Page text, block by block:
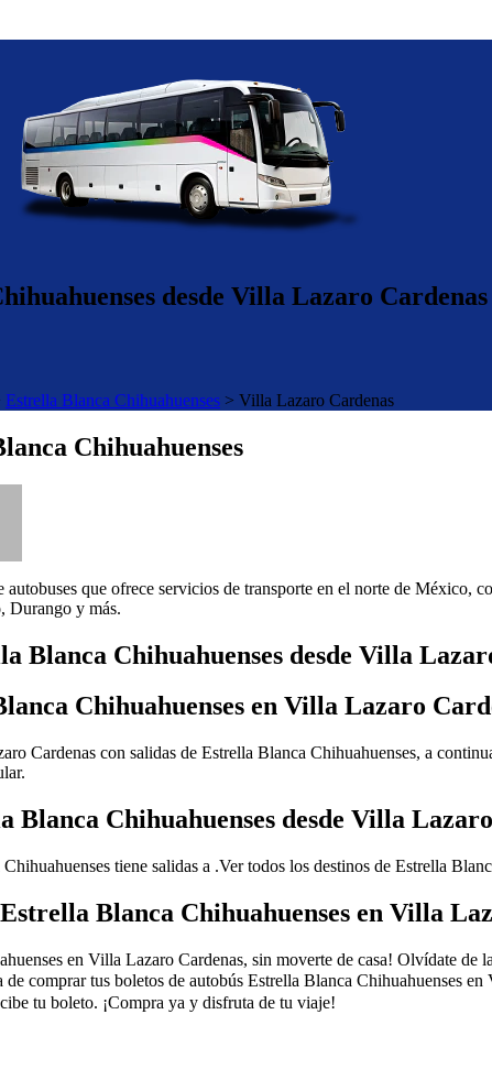
desde Villa Lazaro
Estrella Blanca Chihuahuenses > Villa Lazaro Cardenas
Chihuahuenses
que ofrece servicios de transporte en el norte de
Durango y más.
Blanca Chihuahuenses desde Villa
Chihuahuenses en Villa Lazaro
Cardenas con salidas de Estrella Blanca Chihuahuenses, a
Blanca Chihuahuenses desde Villa
tiene salidas a .Ver todos los destinos de Estrella
Blanca Chihuahuenses en Villa
en Villa Lazaro Cardenas, sin moverte de casa! Olvídate
comprar tus boletos de autobús Estrella Blanca Chihuahuenses
tu boleto. ¡Compra ya y disfruta de tu viaje!